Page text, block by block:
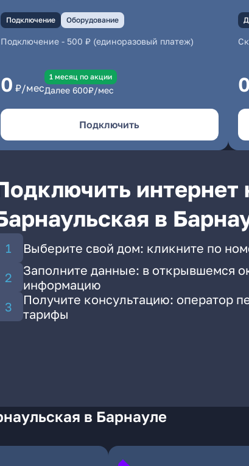
Подключение Оборудование
Подключение- 500 ₽ (единоразовый платеж)
0 ₽/мес
1 месяц по акции
Далее 600₽/мес
Подключить
0
интернет
в
Выберите свой дом: кликните по
Заполните данные: в открывшемся
информацию
Получите консультацию: оператор
тарифы
в Барнауле